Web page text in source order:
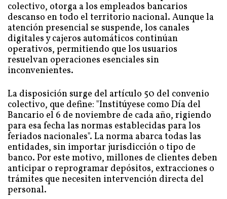
colectivo, otorga a los empleados bancarios
descanso en todo el territorio nacional. Aunque la
atención presencial se suspende, los canales
digitales y cajeros automáticos continúan
operativos, permitiendo que los usuarios
resuelvan operaciones esenciales sin
inconvenientes.
La disposición surge del artículo 50 del convenio
colectivo, que define: "Institúyese como Día del
Bancario el 6 de noviembre de cada año, rigiendo
para esa fecha las normas establecidas para los
feriados nacionales". La norma abarca todas las
entidades, sin importar jurisdicción o tipo de
banco. Por este motivo, millones de clientes deben
anticipar o reprogramar depósitos, extracciones o
trámites que necesiten intervención directa del
personal.